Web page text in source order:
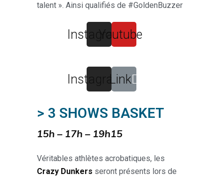
talent ». Ainsi qualifiés de #GoldenBuzzer
InstagramYoutube
Instagram
Link
> 3 SHOWS BASKET
15h – 17h – 19h15
Véritables athlètes acrobatiques, les
Crazy Dunkers seront présents lors de